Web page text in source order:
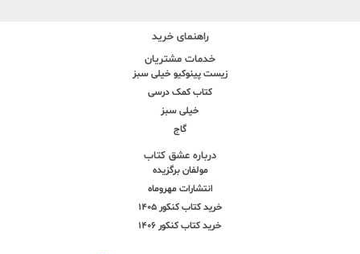
راهنمای خرید
خدمات مشتریان
زیست پینوکیو خیلی سبز
کتاب کمک درسی
خیلی سبز
گاج
درباره عشق کتاب
مولفان برگزیده
انتشارات مهروماه
خرید کتاب کنکور 1405
خرید کتاب کنکور 1406